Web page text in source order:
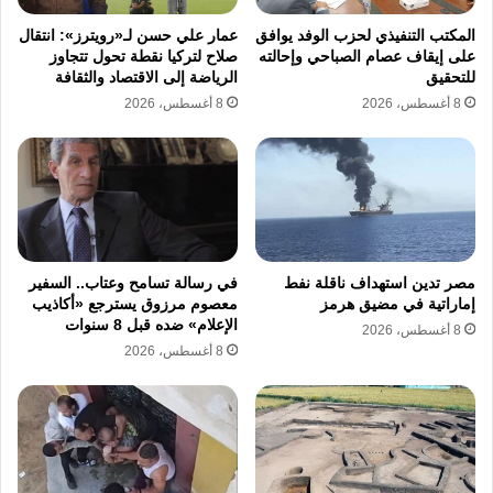
وخطاب الكراهية
كما شدد الموقعون على أن السلام العادل القائم
على احترام القانون الدولي ومبادئ الشرعية يمثل
مصلحة مشتركة، معلنين دعمهم الكامل لحقوق
الشعب الفلسطيني المشروعة في الحرية
والكرامة وتقرير المصير، وسيادة لبنان ووحدته
ومؤسساته الوطنية، إلى جانب المطالبة بوقف
الحرب المدمرة في السودان والحفاظ على وحدة
الدولة ومؤسساتها، واستكمال مسار سياسي
شامل يضمن استقرار سوريا ووحدة أراضيها وبناء
نظام ديمقراطي يصون الحقوق والحريات
المكتب التنفيذي لحزب الوفد يوافق
على إيقاف عصام الصباحي وإحالته
للتحقيق
8 أغسطس، 2026
عمار علي حسن لـ«رويترز»: انتقال
صلاح لتركيا نقطة تحول تتجاوز
الرياضة إلى الاقتصاد والثقافة
8 أغسطس، 2026
مصر تدين استهداف ناقلة نفط
إماراتية في مضيق هرمز
8 أغسطس، 2026
في رسالة تسامح وعتاب.. السفير
معصوم مرزوق يسترجع «أكاذيب
الإعلام» ضده قبل 8 سنوات
8 أغسطس، 2026